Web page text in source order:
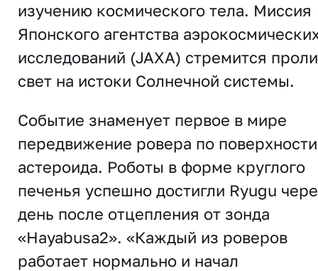
изучению космического тела. Миссия
Японского агентства
исследований (JAXA) стремится
свет на истоки Солнечной системы.
Событие знаменует первое в мире
передвижение ровера по поверхности
астероида. Роботы в форме круглого
печенья успешно достигли Ryugu
день после отцепления от зонда
«Hayabusa2». «Каждый из роверов
работает нормально и начал